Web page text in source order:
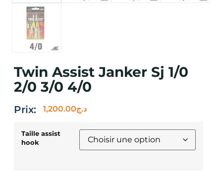
Twin Assist Janker Sj 1/0
2/0 3/0 4/0
Prix: د.ج1,200.00
Taille assist
hook